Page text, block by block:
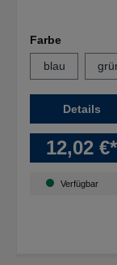
Farbe
blau
Details
12,02 €*
Verfügbar